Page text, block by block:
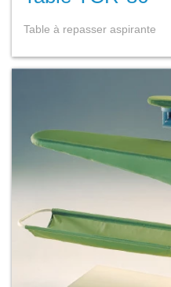
Table à repasser aspirante